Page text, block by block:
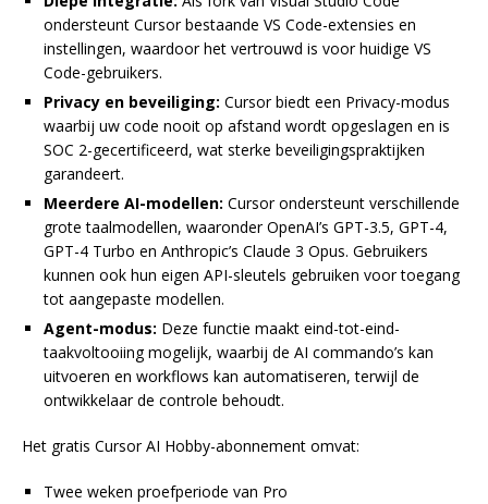
ondersteunt Cursor bestaande VS Code-extensies en
instellingen, waardoor het vertrouwd is voor huidige VS
Code-gebruikers.
Privacy en beveiliging: Cursor biedt een Privacy-modus
waarbij uw code nooit op afstand wordt opgeslagen en is
SOC 2-gecertificeerd, wat sterke beveiligingspraktijken
garandeert.
Meerdere AI-modellen: Cursor ondersteunt verschillende
grote taalmodellen, waaronder OpenAI’s GPT-3.5, GPT-4,
GPT-4 Turbo en Anthropic’s Claude 3 Opus. Gebruikers
kunnen ook hun eigen API-sleutels gebruiken voor toegang
tot aangepaste modellen.
Agent-modus: Deze functie maakt eind-tot-eind-
taakvoltooiing mogelijk, waarbij de AI commando’s kan
uitvoeren en workflows kan automatiseren, terwijl de
ontwikkelaar de controle behoudt.
Het gratis Cursor AI Hobby-abonnement omvat:
Twee weken proefperiode van Pro